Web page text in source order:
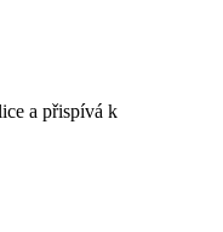
a přispívá k